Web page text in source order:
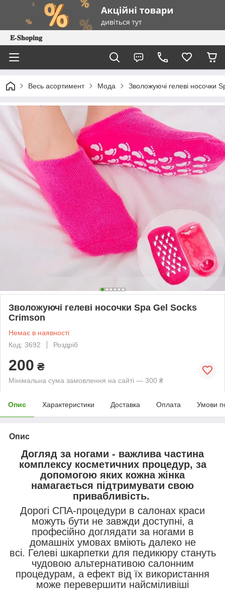
𝐄-𝐒𝐡𝐨𝐩𝐢𝐧𝐠
Весь асортимент Мода Зволожуючі гелеві носочки
Зволожуючі гелеві носочки Spa Gel Socks
Crimson
Немає в наявності
Код: 3692
Роздріб
200 ₴
Мінімальна сума замовлення на сайті — 300 ₴
Опис Характеристики Доставка Оплата Умови
Опис
Догляд за ногами - важлива частина
комплексу косметичних процедур, за
допомогою яких кожна жінка
намагається підтримувати свою
привабливість.
Дорогі СПА-процедури в салонах краси
можуть бути не завжди доступні, а
професійно доглядати за ногами в
домашніх умовах вміють далеко не
всі. Гелеві шкарпетки для педикюру стануть
чудовою альтернативою салонним
процедурам, а ефект від їх використання
може перевершити найсміливіші